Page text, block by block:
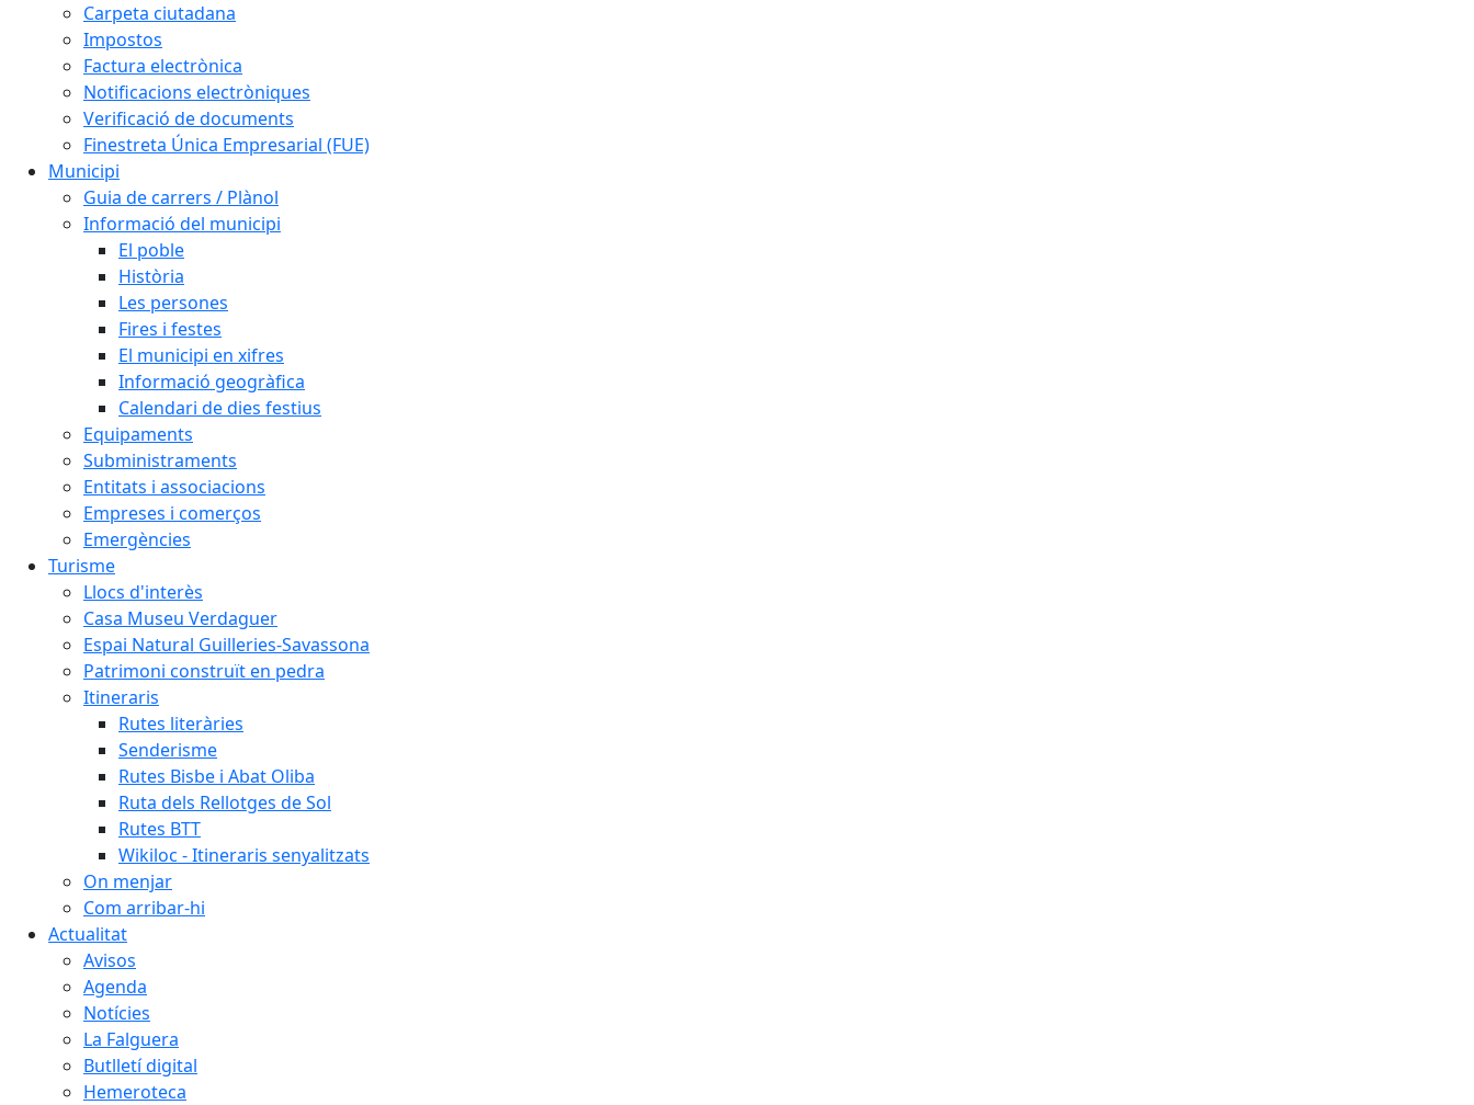
Carpeta ciutadana
Impostos
Factura electrònica
Notificacions electròniques
Verificació de documents
Finestreta Única Empresarial (FUE)
Municipi
Guia de carrers / Plànol
Informació del municipi
El poble
Història
Les persones
Fires i festes
El municipi en xifres
Informació geogràfica
Calendari de dies festius
Equipaments
Subministraments
Entitats i associacions
Empreses i comerços
Emergències
Turisme
Llocs d'interès
Casa Museu Verdaguer
Espai Natural Guilleries-Savassona
Patrimoni construït en pedra
Itineraris
Rutes literàries
Senderisme
Rutes Bisbe i Abat Oliba
Ruta dels Rellotges de Sol
Rutes BTT
Wikiloc - Itineraris senyalitzats
On menjar
Com arribar-hi
Actualitat
Avisos
Agenda
Notícies
La Falguera
Butlletí digital
Hemeroteca